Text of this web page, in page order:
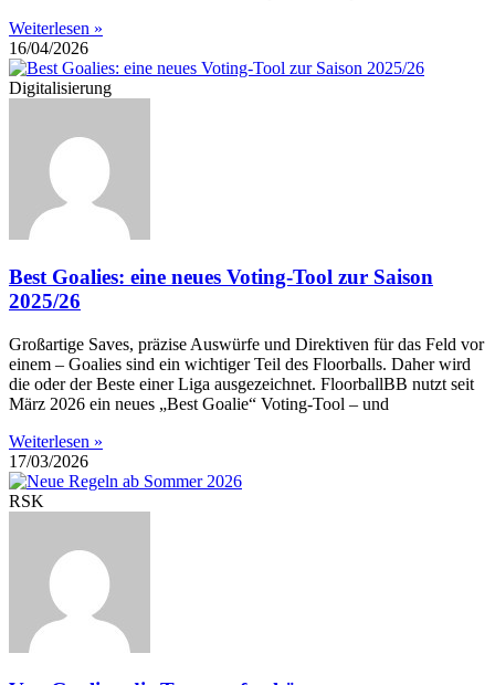
Weiterlesen »
16/04/2026
Digitalisierung
Best Goalies: eine neues Voting-Tool zur Saison
2025/26
Großartige Saves, präzise Auswürfe und Direktiven für das Feld vor
einem – Goalies sind ein wichtiger Teil des Floorballs. Daher wird
die oder der Beste einer Liga ausgezeichnet. FloorballBB nutzt seit
März 2026 ein neues „Best Goalie“ Voting-Tool – und
Weiterlesen »
17/03/2026
RSK